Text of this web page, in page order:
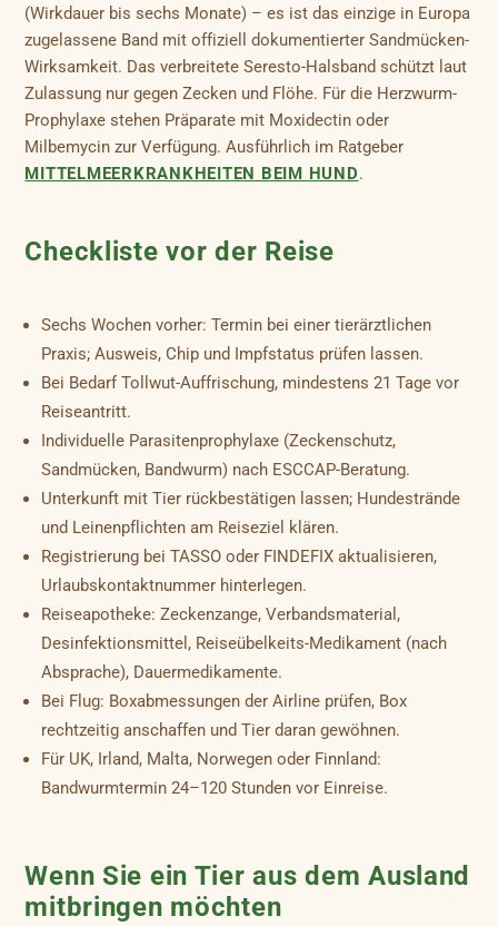
(Wirkdauer bis sechs Monate) – es ist das einzige in Europa
zugelassene Band mit offiziell dokumentierter Sandmücken-
Wirksamkeit. Das verbreitete Seresto-Halsband schützt laut
Zulassung nur gegen Zecken und Flöhe. Für die Herzwurm-
Prophylaxe stehen Präparate mit Moxidectin oder
Milbemycin zur Verfügung. Ausführlich im Ratgeber
MITTELMEERKRANKHEITEN BEIM HUND.
Checkliste vor der Reise
Sechs Wochen vorher: Termin bei einer tierärztlichen
Praxis; Ausweis, Chip und Impfstatus prüfen lassen.
Bei Bedarf Tollwut-Auffrischung, mindestens 21 Tage vor
Reiseantritt.
Individuelle Parasitenprophylaxe (Zeckenschutz,
Sandmücken, Bandwurm) nach ESCCAP-Beratung.
Unterkunft mit Tier rückbestätigen lassen; Hundestrände
und Leinenpflichten am Reiseziel klären.
Registrierung bei TASSO oder FINDEFIX aktualisieren,
Urlaubskontaktnummer hinterlegen.
Reiseapotheke: Zeckenzange, Verbandsmaterial,
Desinfektionsmittel, Reiseübelkeits-Medikament (nach
Absprache), Dauermedikamente.
Bei Flug: Boxabmessungen der Airline prüfen, Box
rechtzeitig anschaffen und Tier daran gewöhnen.
Für UK, Irland, Malta, Norwegen oder Finnland:
Bandwurmtermin 24–120 Stunden vor Einreise.
Wenn Sie ein Tier aus dem Ausland
mitbringen möchten